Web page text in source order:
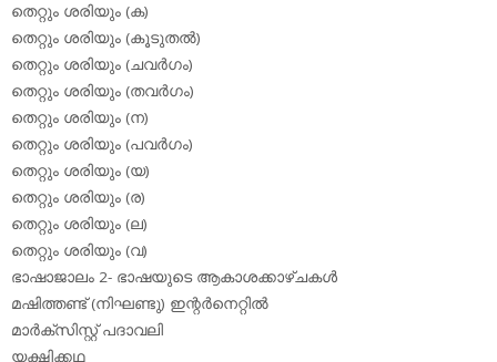
തെറ്റും ശരിയും (ക)
തെറ്റും ശരിയും (കൂടുതല്‍)
തെറ്റും ശരിയും (ചവര്‍ഗം)
തെറ്റും ശരിയും (തവര്‍ഗം)
തെറ്റും ശരിയും (ന)
തെറ്റും ശരിയും (പവര്‍ഗം)
തെറ്റും ശരിയും (യ)
തെറ്റും ശരിയും (ര)
തെറ്റും ശരിയും (ല)
തെറ്റും ശരിയും (വ)
ഭാഷാജാലം 2- ഭാഷയുടെ ആകാശക്കാഴ്ചകള്‍
മഷിത്തണ്ട് (നിഘണ്ടു) ഇന്റര്‍നെറ്റില്‍
മാര്‍ക്‌സിസ്റ്റ് പദാവലി
യക്ഷിക്കഥ